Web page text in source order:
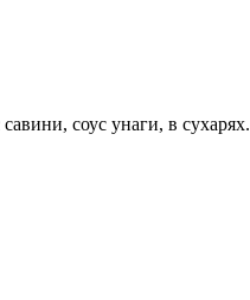
соус унаги, в сухарях.